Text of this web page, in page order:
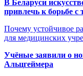
В Беларуси
привлечь к борьбе с
Почему устойчивое
для медицинских
Учёные заявили о
Альцгеймера